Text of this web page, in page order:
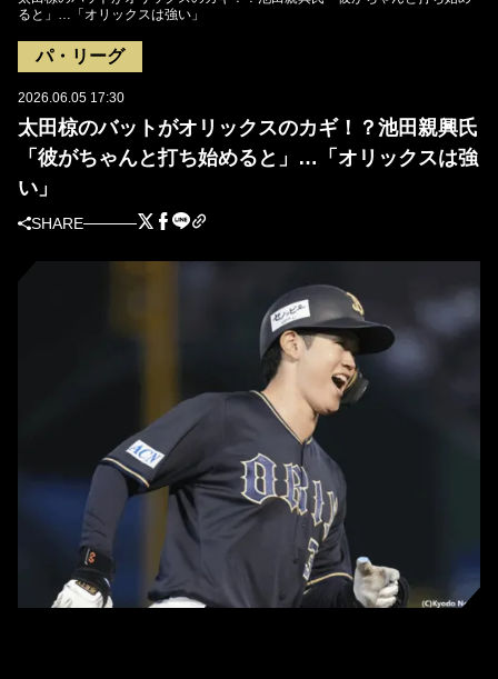
ると」…「オリックスは強い」
パ・リーグ
2026.06.05 17:30
太田椋のバットがオリックスのカギ！？池田親興氏
「彼がちゃんと打ち始めると」…「オリックスは強
い」
SHARE